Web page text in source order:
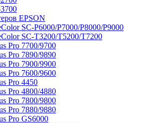
EPSON
SC-P6000/P7000/P8000/P9000
SC-Т3200/T5200/T7200
Pro 7700/9700
Pro 7890/9890
Pro 7900/9900
Pro 7600/9600
Pro 4450
Pro 4800/4880
Pro 7800/9800
Pro 7880/9880
Pro GS6000